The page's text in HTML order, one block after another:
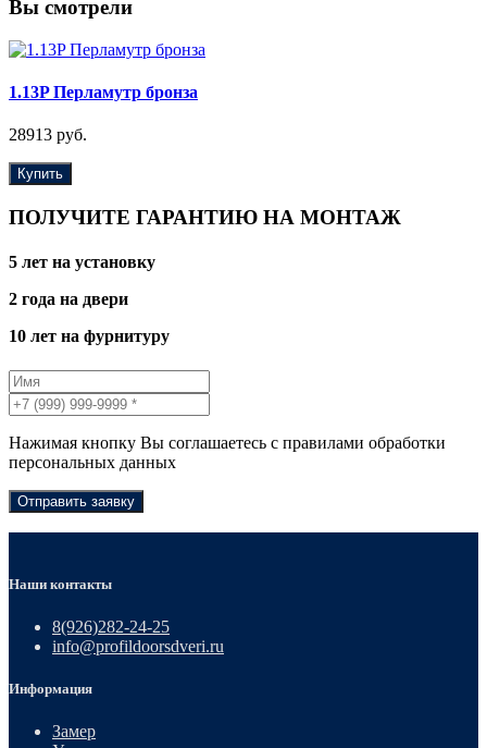
Вы смотрели
1.13P Перламутр бронза
28913 руб.
Купить
ПОЛУЧИТЕ ГАРАНТИЮ НА МОНТАЖ
5 лет на установку
2 года на двери
10 лет на фурнитуру
Нажимая кнопку Вы соглашаетесь с правилами обработки
персональных данных
Отправить заявку
Наши контакты
8(926)282-24-25
info@profildoorsdveri.ru
Информация
Замер